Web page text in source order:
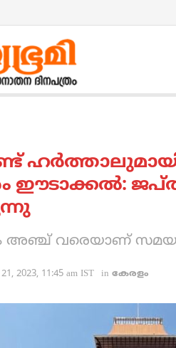
ഹര്‍ത്താലുമായി
ഈടാക്കല്‍:
അഞ്ച് വരെയാണ്
21, 2023, 11:45 am IST in കേരളം